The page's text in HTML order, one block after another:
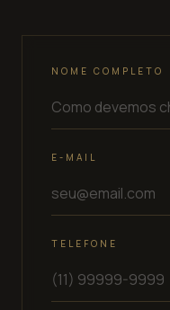
NOME COMPLETO
E-MAIL
TELEFONE